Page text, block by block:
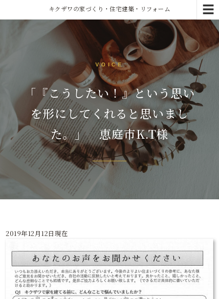
☰
キクザワの家づくり・住宅建築・リフォーム
VOICE
「『こうしたい！』という思い
を形にしてくれると思いまし
た。」 恵庭市K.T様
2019年12月12日現在